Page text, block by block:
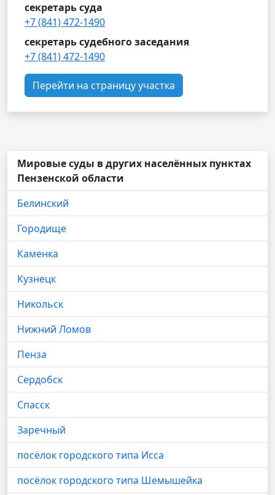
секретарь суда
+7 (841) 472-1490
секретарь судебного заседания
+7 (841) 472-1490
Перейти на страницу участка
Мировые суды в других населённых пунктах
Пензенской области
Белинский
Городище
Каменка
Кузнецк
Никольск
Нижний Ломов
Пенза
Сердобск
Спасск
Заречный
посёлок городского типа Исса
посёлок городского типа Шемышейка